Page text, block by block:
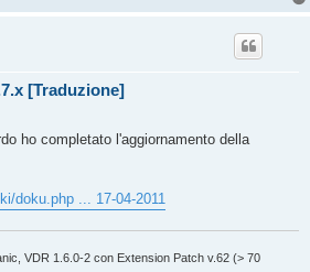
[Traduzione]
ho completato l'aggiornamento della
doku.php ... 17-04-2011
VDR 1.6.0-2 con Extension Patch v.62 (> 70